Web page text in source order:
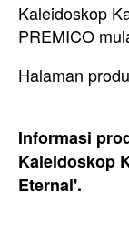
Kaleidoskop
PREMICO
Halaman
Informasi
Kaleidoskop
Eternal'.